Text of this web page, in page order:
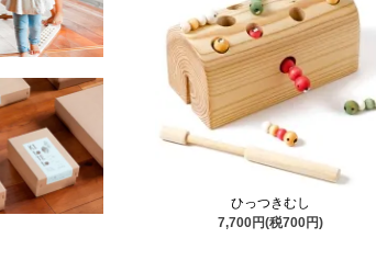
ひっつきむし
7,700円(税700円)